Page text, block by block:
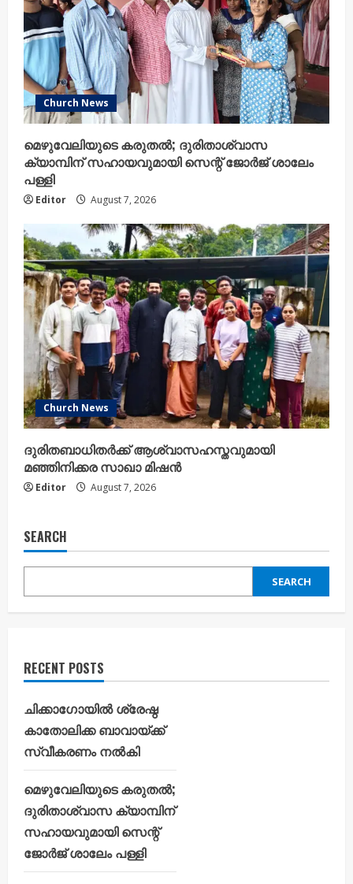
Church News
മെഴുവേലിയുടെ കരുതൽ; ദുരിതാശ്വാസ
ക്യാമ്പിന് സഹായവുമായി സെന്റ് ജോർജ് ശാലേം
പള്ളി
Editor August 7, 2026
Church News
ദുരിതബാധിതർക്ക് ആശ്വാസഹസ്തവുമായി
മഞ്ഞിനിക്കര സാഖാ മിഷൻ
Editor August 7, 2026
SEARCH
SEARCH
RECENT POSTS
ചിക്കാഗോയിൽ ശ്രേഷ്ഠ
കാതോലിക്ക ബാവായ്ക്ക്
സ്വീകരണം നൽകി
മെഴുവേലിയുടെ കരുതൽ;
ദുരിതാശ്വാസ ക്യാമ്പിന്
സഹായവുമായി സെന്റ്
ജോർജ് ശാലേം പള്ളി